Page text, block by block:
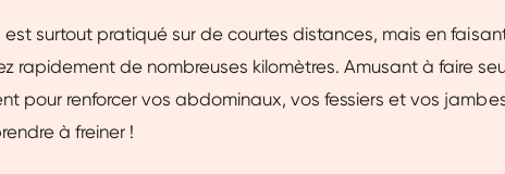
surtout pratiqué sur de courtes distances, mais en
rapidement de nombreuses kilomètres. Amusant à faire
pour renforcer vos abdominaux, vos fessiers et vos
à freiner !